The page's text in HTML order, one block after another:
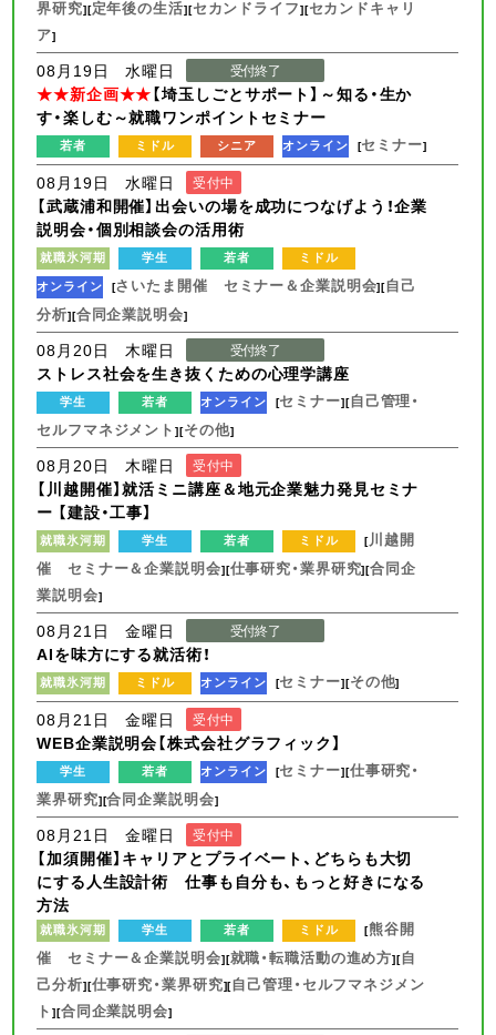
界研究][定年後の生活][セカンドライフ][セカンドキャリ
ア]
08月19日 水曜日 受付終了
★★新企画★★【埼玉しごとサポート】～知る・生か
す・楽しむ～就職ワンポイントセミナー
若者 ミドル シニア オンライン [セミナー]
08月19日 水曜日 受付中
【武蔵浦和開催】出会いの場を成功につなげよう！企業
説明会・個別相談会の活用術
就職氷河期 学生 若者
ミドル
オンライン [さいたま開催 セミナー＆企業説明会][自己
分析][合同企業説明会]
08月20日 木曜日 受付終了
ストレス社会を生き抜くための心理学講座
学生 若者 オンライン [セミナー][自己管理・
セルフマネジメント][その他]
08月20日 木曜日 受付中
【川越開催】就活ミニ講座＆地元企業魅力発見セミナ
ー 【建設・工事】
就職氷河期 学生 若者 ミドル [川越開
催 セミナー＆企業説明会][仕事研究・業界研究][合同企
業説明会]
08月21日 金曜日 受付終了
AIを味方にする就活術！
就職氷河期 ミドル オンライン [セミナー][その他]
08月21日 金曜日 受付中
WEB企業説明会【株式会社グラフィック】
学生 若者 オンライン [セミナー][仕事研究・
業界研究][合同企業説明会]
08月21日 金曜日 受付中
【加須開催】キャリアとプライベート、どちらも大切
にする人生設計術 仕事も自分も、もっと好きになる
方法
就職氷河期 学生 若者 ミドル [熊谷開
催 セミナー＆企業説明会][就職・転職活動の進め方][自
己分析][仕事研究・業界研究][自己管理・セルフマネジメン
ト][合同企業説明会]